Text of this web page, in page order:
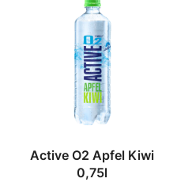
Active O2 Apfel Kiwi
0,75l